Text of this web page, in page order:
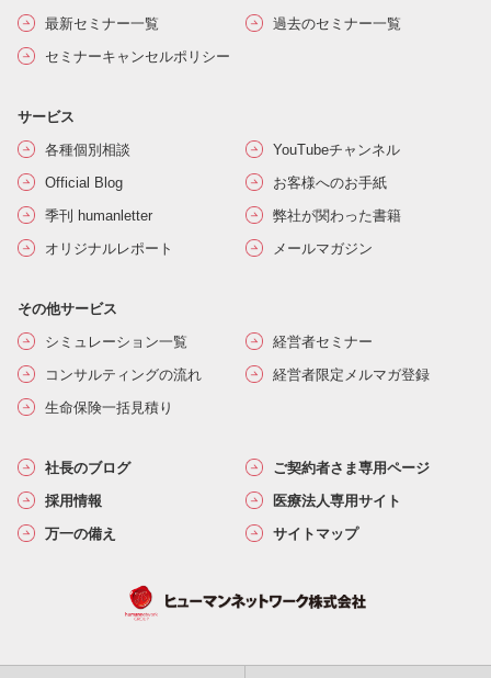
最新セミナー一覧
過去のセミナー一覧
セミナーキャンセルポリシー
サービス
各種個別相談
YouTubeチャンネル
Official Blog
お客様へのお手紙
季刊 humanletter
弊社が関わった書籍
オリジナルレポート
メールマガジン
その他サービス
シミュレーション一覧
経営者セミナー
コンサルティングの流れ
経営者限定メルマガ登録
生命保険一括見積り
社長のブログ
ご契約者さま専用ページ
採用情報
医療法人専用サイト
万一の備え
サイトマップ